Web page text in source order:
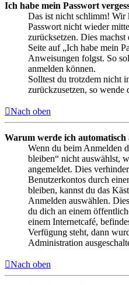
Ich habe mein Passwort
Das ist nicht schlimm! Wir
Passwort nicht wieder
zurücksetzen. Dies
Seite auf „Ich habe mein
Anweisungen folgst. So
anmelden können.
Solltest du trotzdem nicht
zurückzusetzen, so
Nach oben
Warum werde ich automatisch
Wenn du beim Anmelden
bleiben“ nicht auswählst,
angemeldet. Dies
Benutzerkontos durch
bleiben, kannst du das
Anmelden auswählen.
du dich an einem
einem Internetcafé,
Verfügung steht, dann
Administration
Nach oben